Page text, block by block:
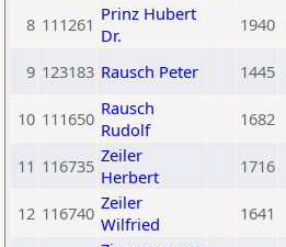
8 111261 Prinz Hubert
Dr.
1940
9 123183 Rausch Peter 1445
10 111650 Rausch
Rudolf
1682
11 116735 Zeiler
Herbert
1716
12 116740 Zeiler
Wilfried
1641